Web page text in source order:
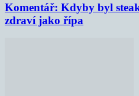
Komentář: Kdyby byl
zdraví jako řípa